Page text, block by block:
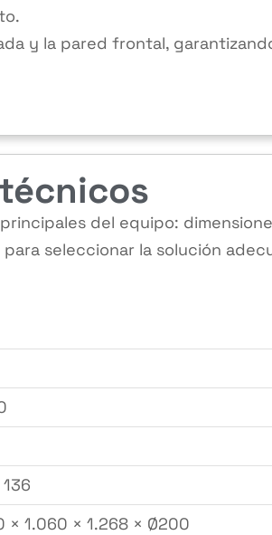
y la pared frontal,
del equipo:
seleccionar la solución
× 1.060 × 1.268 × Ø200